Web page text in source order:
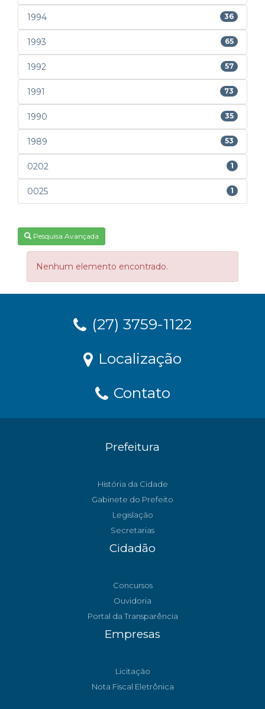
1994 36
1993 65
1992 57
1991 73
1990 35
1989 53
0202 1
0025 1
Pesquisa Avançada
Nenhum elemento encontrado.
(27) 3759-1122
Localização
Contato
Prefeitura
História da Cidade
Gabinete do Prefeito
Legislação
Secretarias
Cidadão
Concursos
Ouvidoria
Portal da Transparência
Empresas
Licitação
Nota Fiscal Eletrônica